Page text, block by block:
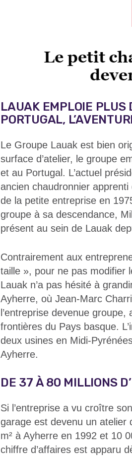
LAUAK EMPLOIE PLUS
PORTUGAL,
Le Groupe Lauak est bien
surface d’atelier, le groupe
et au Portugal. L’actuel
ancien chaudronnier
de la petite entreprise en
groupe à sa descendance,
présent au sein de Lauak
Contrairement aux
taille », pour ne pas modifier
Lauak n’a pas hésité à
Ayherre, où Jean-Marc
l’entreprise devenue
frontières du Pays basque.
deux usines en Midi-
Ayherre.
DE 37 À 80 MILLIONS
Si l’entreprise a vu croître
garage est devenu un atelier
m² à Ayherre en 1992 et 10
chiffre d’affaires est apparu